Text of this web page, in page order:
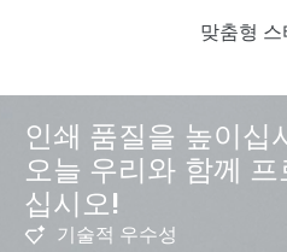
맞춤형 스
인쇄 품질을 높이십
오늘 우리와 함께
십시오!
기술적 우수성